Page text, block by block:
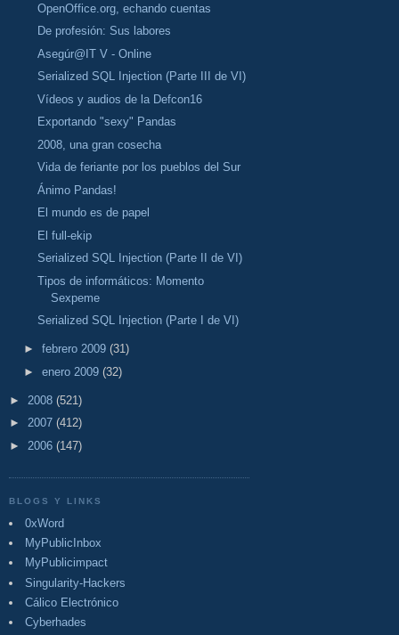
OpenOffice.org, echando cuentas
De profesión: Sus labores
Asegúr@IT V - Online
Serialized SQL Injection (Parte III de VI)
Vídeos y audios de la Defcon16
Exportando "sexy" Pandas
2008, una gran cosecha
Vida de feriante por los pueblos del Sur
Ánimo Pandas!
El mundo es de papel
El full-ekip
Serialized SQL Injection (Parte II de VI)
Tipos de informáticos: Momento
Sexpeme
Serialized SQL Injection (Parte I de VI)
► febrero 2009 (31)
► enero 2009 (32)
► 2008 (521)
► 2007 (412)
► 2006 (147)
BLOGS Y LINKS
0xWord
MyPublicInbox
MyPublicimpact
Singularity-Hackers
Cálico Electrónico
Cyberhades